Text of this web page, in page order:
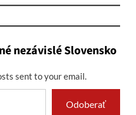
nezávislé Slovensko
sent to your email.
Odoberať